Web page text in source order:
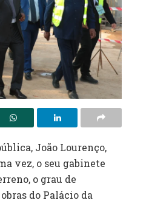
João Lourenço,
vez, o seu gabinete
o grau de
do Palácio da